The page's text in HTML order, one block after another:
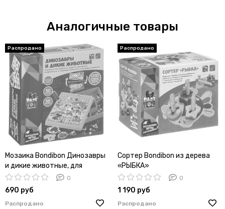
Аналогичные товары
Мозаика Bondibon Динозавры
и дикие животные, для
малышей, с картинками-
шаблонами, фишками и
отверткой, ВВ3744
0
690 руб
Распродано
Сортер Bondibon из дерева
«РЫБКА»
0
1 190 руб
Распродано